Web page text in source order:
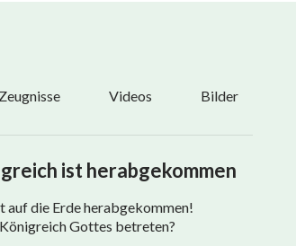
Videos Bilder
ist herabgekommen
auf die Erde herabgekommen!
Gottes betreten?